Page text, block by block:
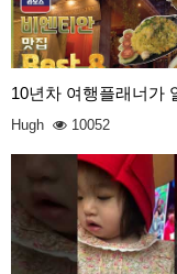
Hugh 10052